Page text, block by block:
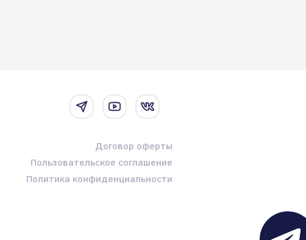
Договор оферты
Пользовательское соглашение
Политика конфиденциальности